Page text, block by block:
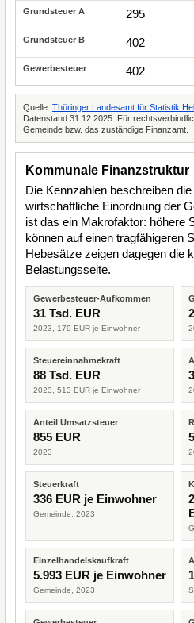
295
402
402
Quelle: Thüringer Landesamt für Statistik
Datenstand 31.12.2025. Für
Gemeinde bzw. das zuständige Finanzamt.
Kommunale Finanzstruktur
Die Kennzahlen beschreiben
wirtschaftliche Einordnung der
ist das ein Makrofaktor: höhere
können auf einen tragfähigeren
Hebesätze zeigen dagegen die
Belastungsseite.
Gewerbesteuer-Aufkommen
31 Tsd. EUR
2023, 179 EUR je Einwohner
Steuereinnahmekraft
88 Tsd. EUR
2023, 513 EUR je Einwohner
Anteil Umsatzsteuer
855 EUR
2023
Steuerkraft
336 EUR je Einwohner
Gemeinde, 2023
Einzelhandelskaufkraft
5.993 EUR je Einwohner
Gemeinde, 2023